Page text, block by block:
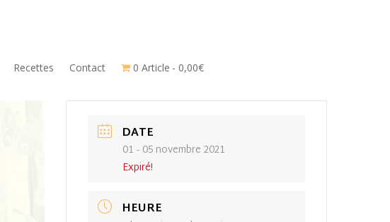
Recettes Contact 0 Article 0,00€
DATE
01 - 05 novembre 2021
Expiré!
HEURE